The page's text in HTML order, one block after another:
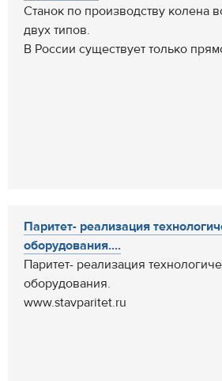
Станок по производству колена
двух типов.
В России существует только
Паритет- реализация
оборудования....
Паритет- реализация
оборудования.
www.stavparitet.ru